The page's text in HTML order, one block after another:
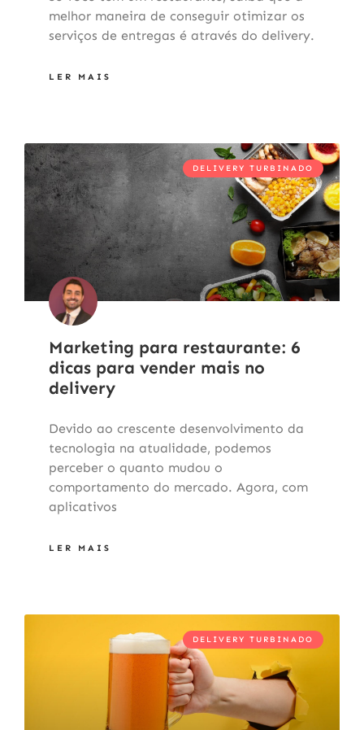
melhor maneira de conseguir otimizar os
serviços de entregas é através do delivery.
LER MAIS
DELIVERY TURBINADO
Marketing para restaurante: 6
dicas para vender mais no
delivery
Devido ao crescente desenvolvimento da
tecnologia na atualidade, podemos
perceber o quanto mudou o
comportamento do mercado. Agora, com
aplicativos
LER MAIS
DELIVERY TURBINADO